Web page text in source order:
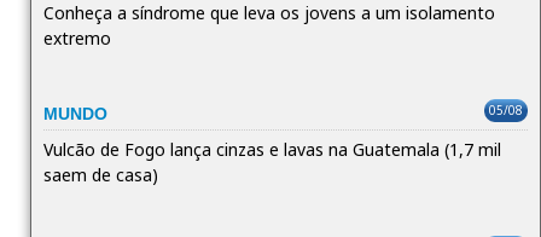
Conheça a síndrome que leva os jovens a um isolamento
extremo
MUNDO 05/08
Vulcão de Fogo lança cinzas e lavas na Guatemala (1,7 mil
saem de casa)